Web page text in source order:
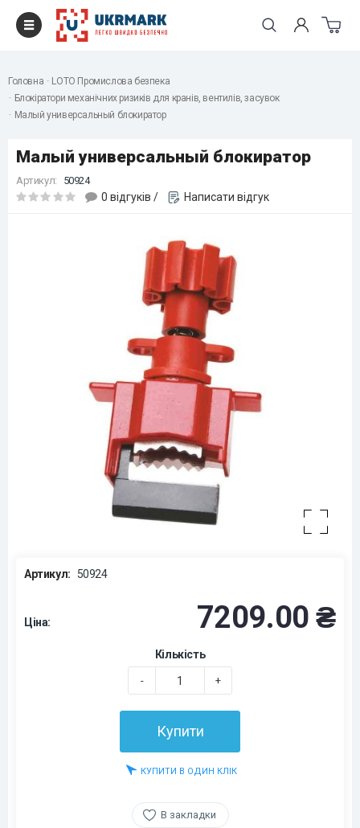
Головна
LOTO Промислова безпека
Блокіратори механічних ризиків для кранів, вентилів, засувок
Малый универсальный блокиратор
Малый универсальный блокиратор
Артикул: 50924
0 відгуків / Написати відгук
Артикул: 50924
Ціна: 7209.00 ₴
Кількість
- +
Купити
КУПИТИ В ОДИН КЛІК
В закладки